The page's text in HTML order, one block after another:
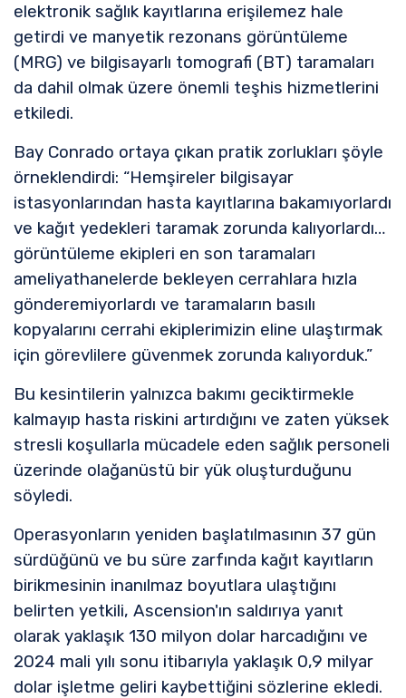
elektronik sağlık kayıtlarına erişilemez hale
getirdi ve manyetik rezonans görüntüleme
(MRG) ve bilgisayarlı tomografi (BT) taramaları
da dahil olmak üzere önemli teşhis hizmetlerini
etkiledi.
Bay Conrado ortaya çıkan pratik zorlukları şöyle
örneklendirdi: “Hemşireler bilgisayar
istasyonlarından hasta kayıtlarına bakamıyorlardı
ve kağıt yedekleri taramak zorunda kalıyorlardı…
görüntüleme ekipleri en son taramaları
ameliyathanelerde bekleyen cerrahlara hızla
gönderemiyorlardı ve taramaların basılı
kopyalarını cerrahi ekiplerimizin eline ulaştırmak
için görevlilere güvenmek zorunda kalıyorduk.”
Bu kesintilerin yalnızca bakımı geciktirmekle
kalmayıp hasta riskini artırdığını ve zaten yüksek
stresli koşullarla mücadele eden sağlık personeli
üzerinde olağanüstü bir yük oluşturduğunu
söyledi.
Operasyonların yeniden başlatılmasının 37 gün
sürdüğünü ve bu süre zarfında kağıt kayıtların
birikmesinin inanılmaz boyutlara ulaştığını
belirten yetkili, Ascension'ın saldırıya yanıt
olarak yaklaşık 130 milyon dolar harcadığını ve
2024 mali yılı sonu itibarıyla yaklaşık 0,9 milyar
dolar işletme geliri kaybettiğini sözlerine ekledi.